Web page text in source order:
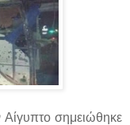
Αίγυπτο σημειώθηκε